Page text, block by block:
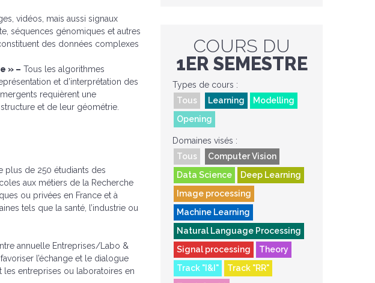
vidéos, mais aussi signaux
séquences génomiques et autres
des données complexes
» – Tous les algorithmes
et d’interprétation des
requièrent une
et de leur géométrie.
plus de 250 étudiants des
aux métiers de la Recherche
ou privées en France et à
tels que la santé, l’industrie ou
annuelle Entreprises/Labo &
l’échange et le dialogue
les entreprises ou laboratoires en
COURS DU
1ER SEMESTRE
Types de cours :
Tous
Learning
Modelling
Opening
Domaines visés :
Tous
Computer Vision
Data Science
Deep Learning
Image processing
Machine Learning
Natural Language Processing
Signal processing
Theory
Track "I&I"
Track "RR"